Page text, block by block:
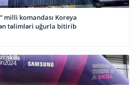
milli komandası Koreya
təlimləri uğurla bitirib